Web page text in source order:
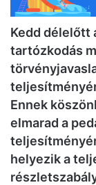
Kedd délelőtt
tartózkodás
Ennek
elmarad a
helyezik a